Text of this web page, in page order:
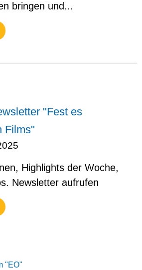
bringen und...
"Fest es
Films"
Highlights der Woche,
Newsletter aufrufen